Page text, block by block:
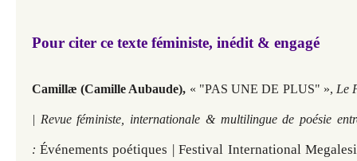
Pour citer ce texte féministe, inédit & engagé
Camillæ (Camille Aubaude), « "PAS UNE DE PLUS" », Le
| Revue féministe, internationale & multilingue de poésie
: Événements poétiques | Festival International